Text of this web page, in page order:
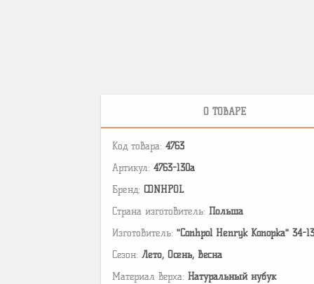
О ТОВАРЕ
Код товара: 4763
Артикул: 4763-130a
Бренд: CONHPOL
Страна изготовитель: Польша
Изготовитель: "Conhpol Henryk Konopka" 34-
Сезон: Лето, Осень, Весна
Материал верха: Натуральный нубук